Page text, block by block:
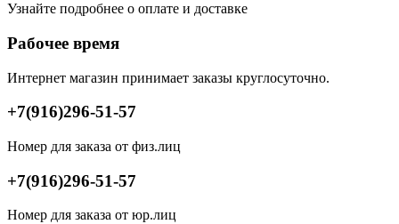
Узнайте подробнее о оплате и доставке
Рабочее время
Интернет магазин принимает заказы круглосуточно.
+7(916)296-51-57
Номер для заказа от физ.лиц
+7(916)296-51-57
Номер для заказа от юр.лиц